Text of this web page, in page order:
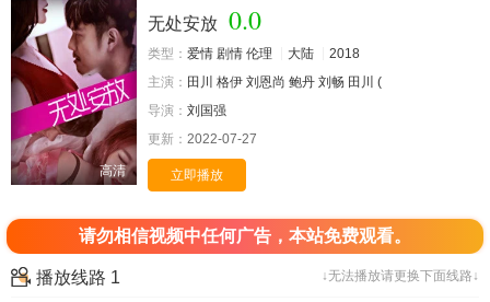
高清
无处安放 0.0
类型： 爱情 剧情 伦理 大陆
2018
主演： 田川 格伊 刘恩尚 鲍丹 刘畅 田川 (
导演： 刘国强
更新： 2022-07-27
立即播放
请勿相信视频中任何广告，本站免费观看。
↓无法播放请更换下面线路↓
播放线路 1